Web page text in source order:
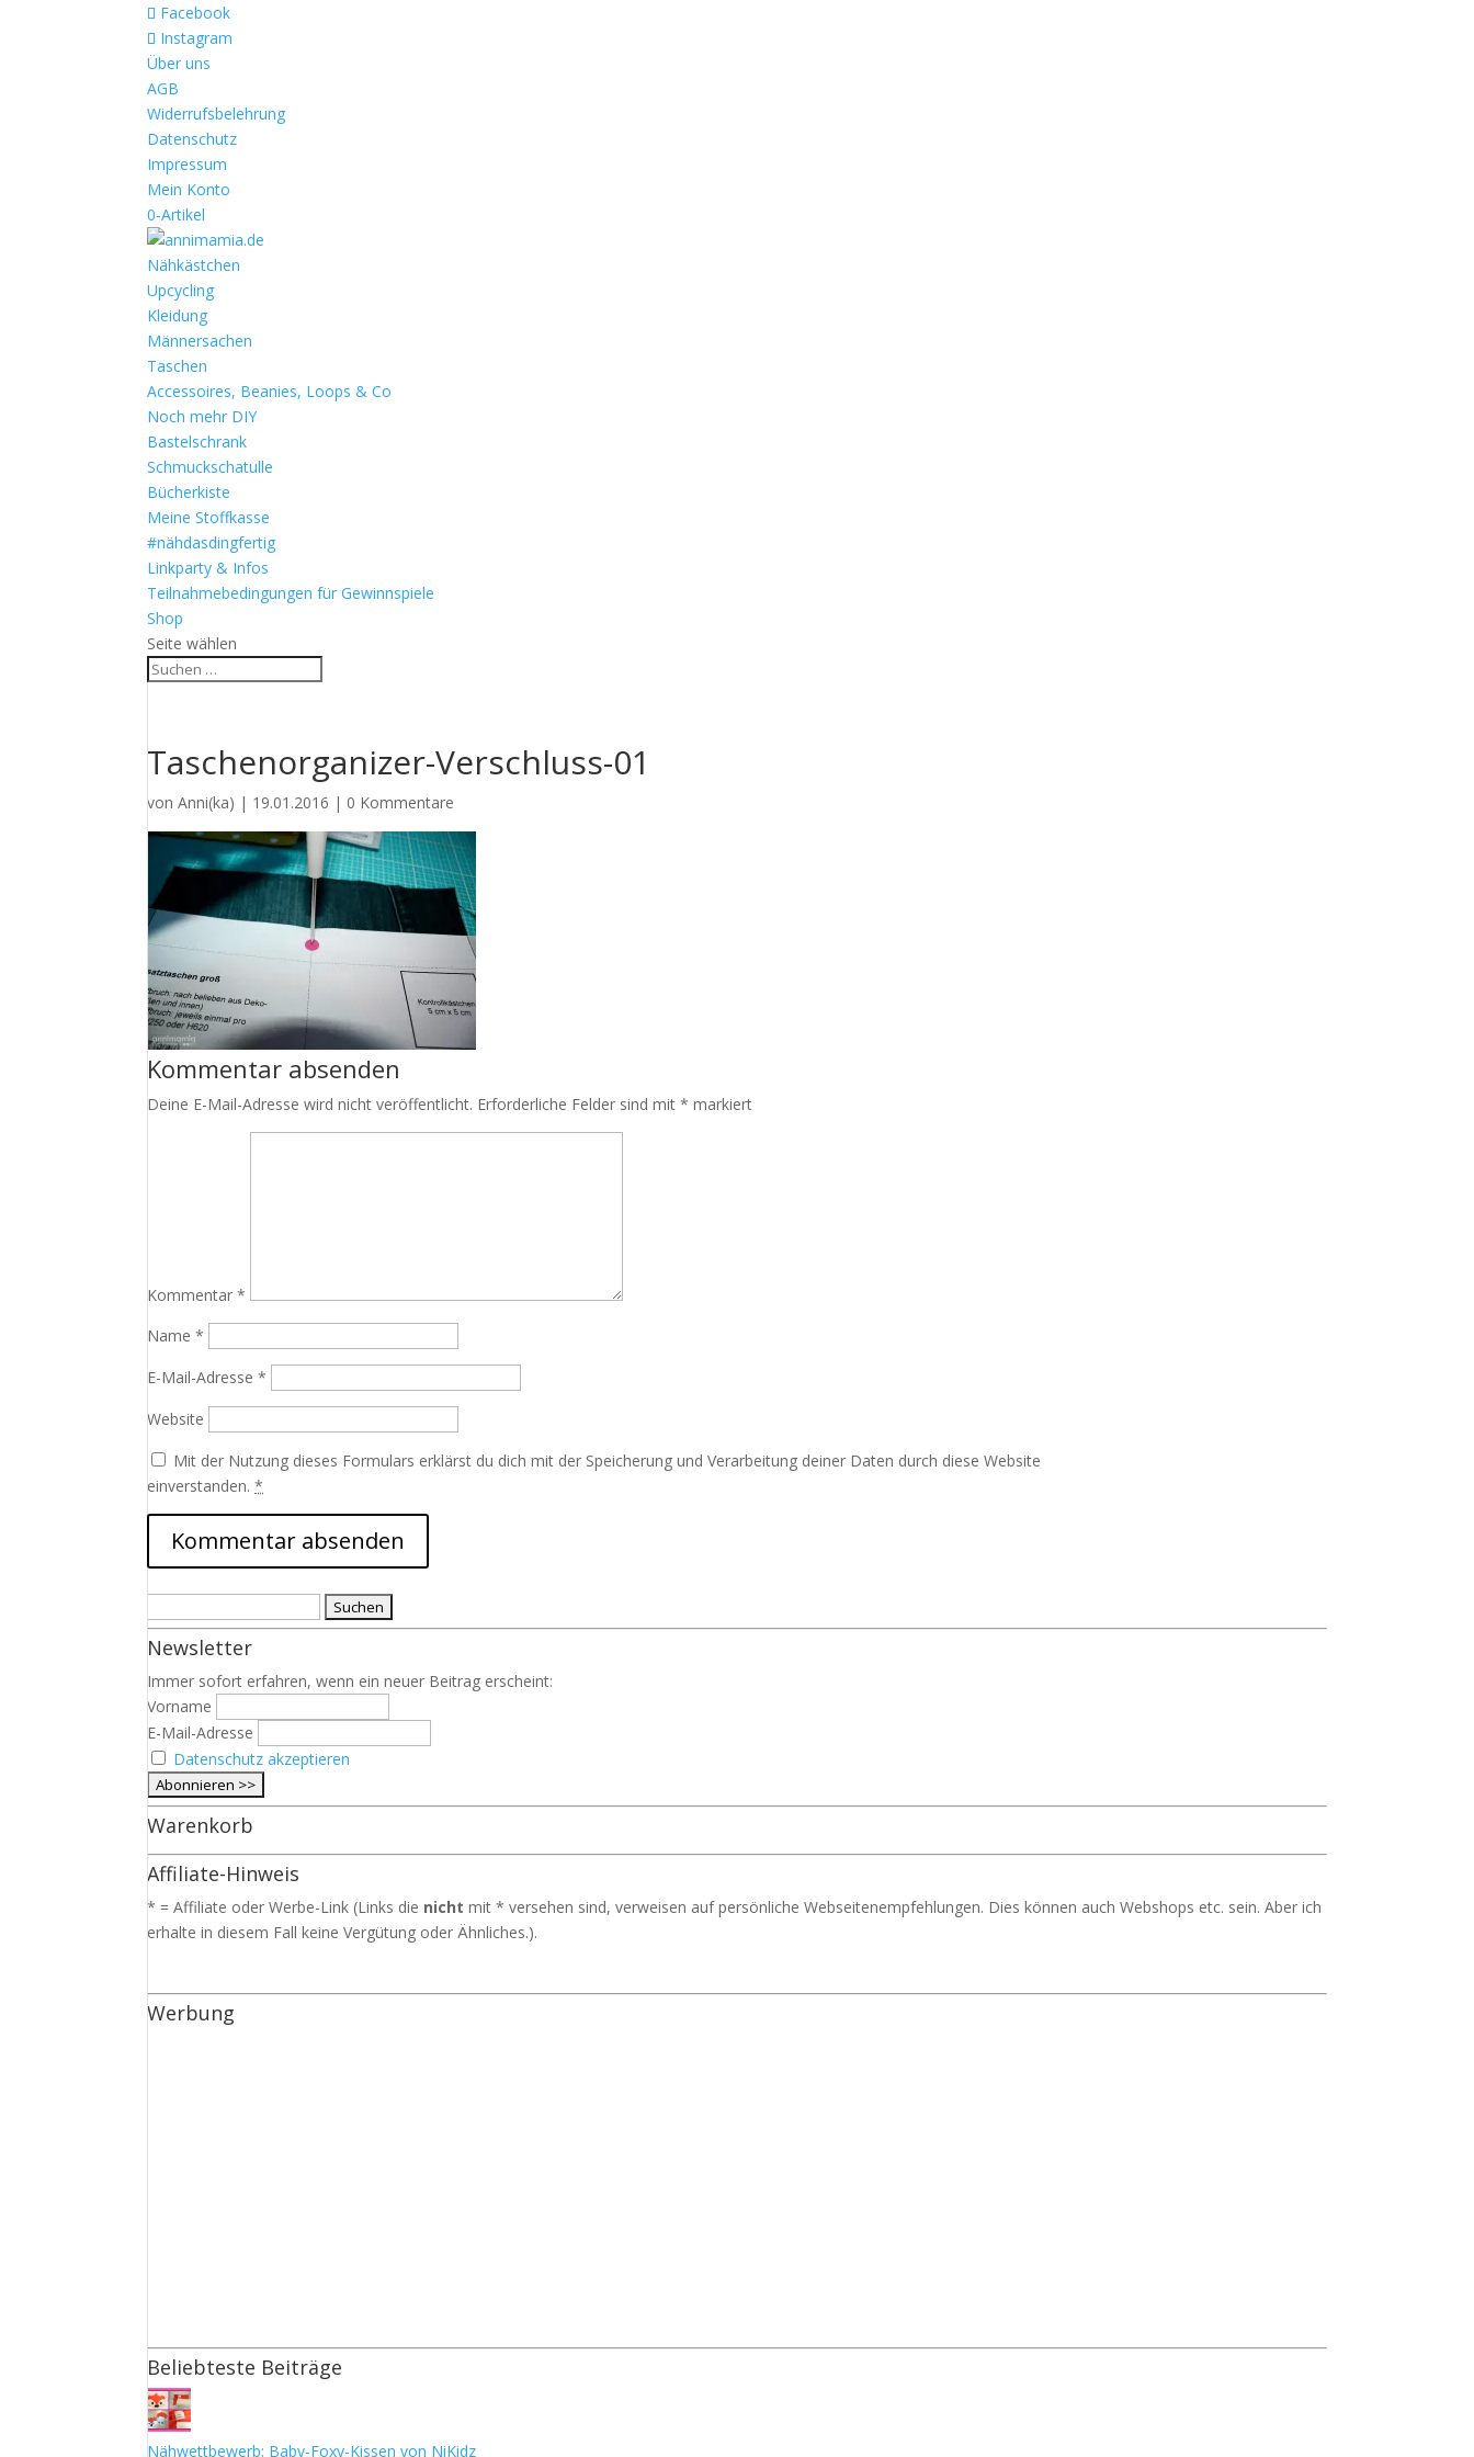
Facebook
Instagram
Über uns
AGB
Widerrufsbelehrung
Datenschutz
Impressum
Mein Konto
0-Artikel
Nähkästchen
Upcycling
Kleidung
Männersachen
Taschen
Accessoires, Beanies, Loops & Co
Noch mehr DIY
Bastelschrank
Schmuckschatulle
Bücherkiste
Meine Stoffkasse
#nähdasdingfertig
Linkparty & Infos
Teilnahmebedingungen für Gewinnspiele
Shop
Seite wählen
Taschenorganizer-Verschluss-01
vonAnni(ka) | 19.01.2016 | 0 Kommentare
Kommentar absenden
Deine E-Mail-Adresse wird nicht veröffentlicht. Erforderliche Felder sind mit* markiert
Kommentar*
Name*
E-Mail-Adresse*
Website
Mit der Nutzung dieses Formulars erklärst du dich mit der Speicherung und Verarbeitung deiner Daten durch diese Website
einverstanden.*
nach:
Newsletter
Immer sofort erfahren, wenn ein neuer Beitrag erscheint:
Vorname
E-Mail-Adresse
Datenschutz akzeptieren
Warenkorb
Affiliate-Hinweis
* = Affiliate oder Werbe-Link (Links die nichtmit * versehen sind, verweisen auf persönliche Webseitenempfehlungen. Dies können auch Webshops etc. sein. Aber ich
erhalte in diesem Fall keine Vergütung oder Ähnliches.).
Werbung
Beliebteste Beiträge
Nähwettbewerb: Baby-Foxy-Kissen von NiKidz